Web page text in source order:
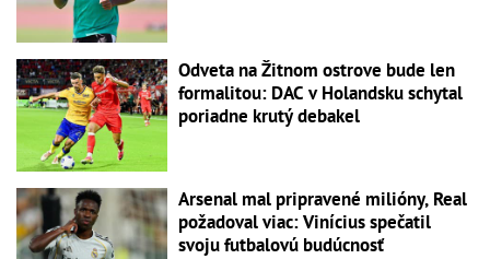
Odveta na Žitnom ostrove bude len
formalitou: DAC v Holandsku schytal
poriadne krutý debakel
Arsenal mal pripravené milióny, Real
požadoval viac: Vinícius spečatil
svoju futbalovú budúcnosť